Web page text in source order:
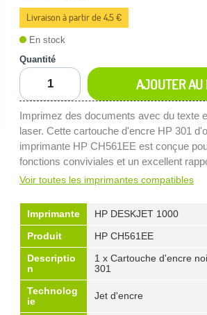
Livraison à partir de 4,5 €
En stock
Quantité
AJOUTER AU
Imprimez des documents avec du texte
laser. Cette cartouche d'encre HP 301
imprimante HP CH561EE est conçue
fonctions conviviales et un excellent
Voir toutes les imprimantes compatibles
Imprimante
HP DESKJET 1000
Produit
HP CH561EE
Descriptio
n
1 x Cartouche d'encre
301
Technolog
ie
Jet d'encre